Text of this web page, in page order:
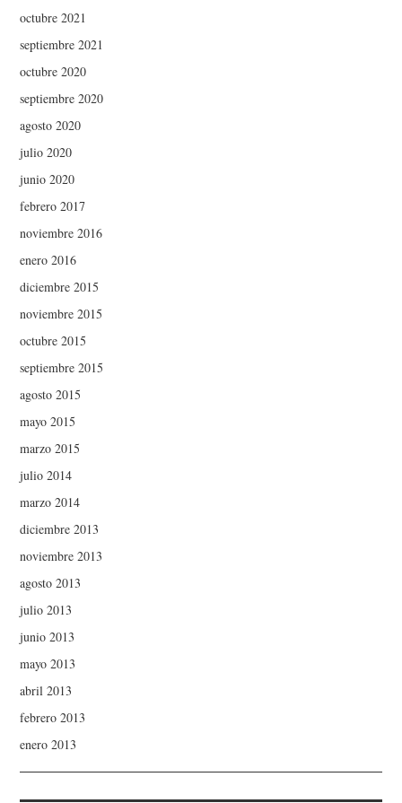
octubre 2021
septiembre 2021
octubre 2020
septiembre 2020
agosto 2020
julio 2020
junio 2020
febrero 2017
noviembre 2016
enero 2016
diciembre 2015
noviembre 2015
octubre 2015
septiembre 2015
agosto 2015
mayo 2015
marzo 2015
julio 2014
marzo 2014
diciembre 2013
noviembre 2013
agosto 2013
julio 2013
junio 2013
mayo 2013
abril 2013
febrero 2013
enero 2013